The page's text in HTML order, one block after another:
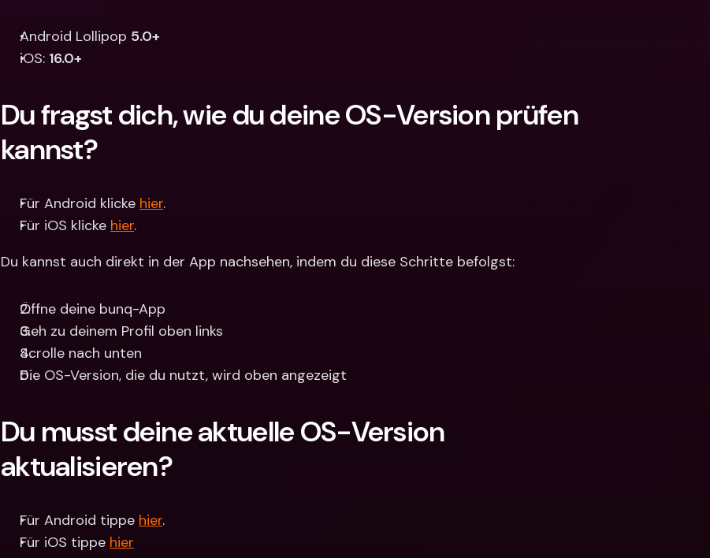
Android Lollipop 5.0+
iOS: 16.0+
Du fragst dich, wie du deine OS-Version prüfen
kannst?
Für Android klicke hier.
Für iOS klicke hier.
Du kannst auch direkt in der App nachsehen, indem du diese Schritte befolgst:
Öffne deine bunq-App
Geh zu deinem Profil oben links
Scrolle nach unten
Die OS-Version, die du nutzt, wird oben angezeigt
Du musst deine aktuelle OS-Version
aktualisieren?
Für Android tippe hier.
Für iOS tippe hier